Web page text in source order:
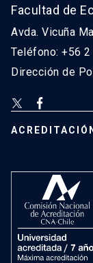
Facultad de
Avda. Vicuña
Teléfono: +56
Dirección de
ACREDITACIÓN